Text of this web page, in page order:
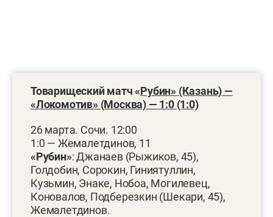
Товарищеский матч «Рубин» (Казань) —
«Локомотив» (Москва) — 1:0 (1:0)
26 марта. Сочи. 12:00
1:0 — Жемалетдинов, 11
«Рубин»: Джанаев (Рыжиков, 45),
Голдобин, Сорокин, Гиниятуллин,
Кузьмин, Энаке, Нобоа, Могилевец,
Коновалов, Подберезкин (Шекари, 45),
Жемалетдинов.